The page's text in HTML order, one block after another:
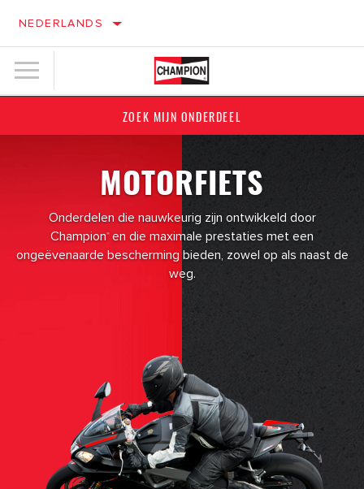
NEDERLANDS
ZOEK MIJN ONDERDEEL
MOTORFIETS
Onderdelen die nauwkeurig zijn ontwikkeld door
Champion® en die maximale prestaties met een
ongeëvenaarde bescherming bieden, zowel op als naast de
weg.